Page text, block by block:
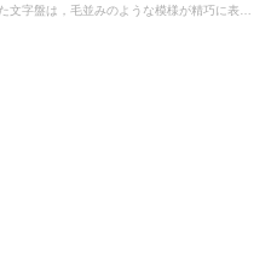
文字盤は，毛並みのような模様が精巧に表現